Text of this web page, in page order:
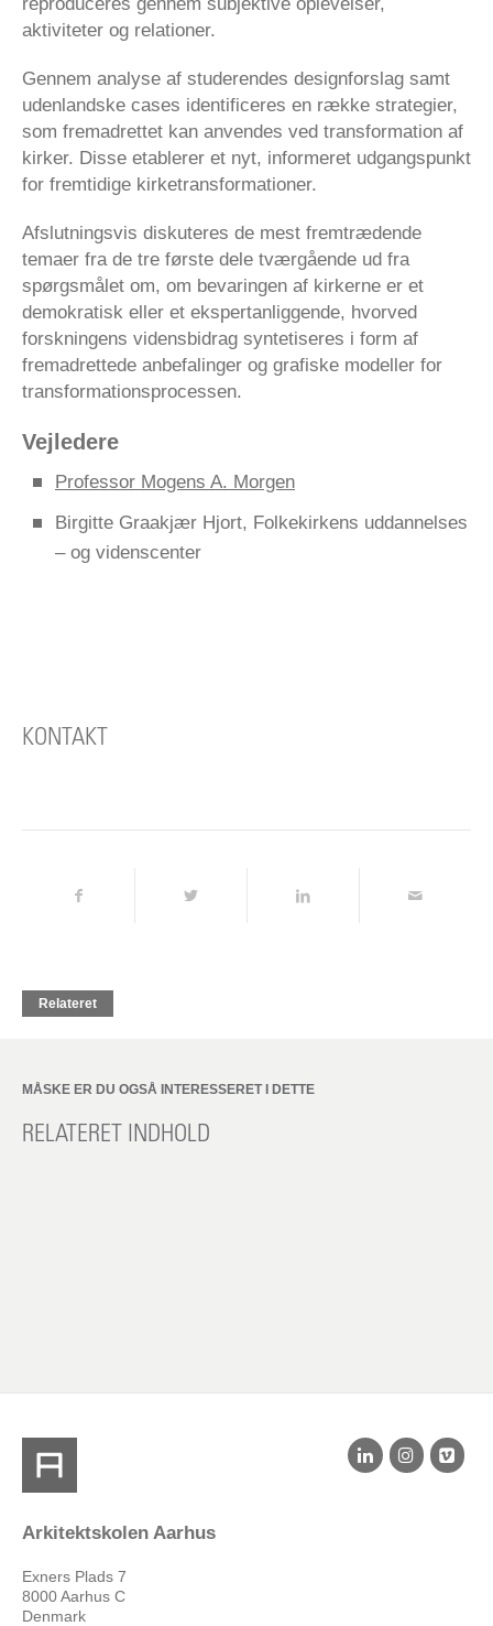
aktiviteter og relationer.
Gennem analyse af studerendes designforslag samt
udenlandske cases identificeres en række strategier,
som fremadrettet kan anvendes ved transformation af
kirker. Disse etablerer et nyt, informeret udgangspunkt
for fremtidige kirketransformationer.
Afslutningsvis diskuteres de mest fremtrædende
temaer fra de tre første dele tværgående ud fra
spørgsmålet om, om bevaringen af kirkerne er et
demokratisk eller et ekspertanliggende, hvorved
forskningens vidensbidrag syntetiseres i form af
fremadrettede anbefalinger og grafiske modeller for
transformationsprocessen.
Vejledere
Professor Mogens A. Morgen
Birgitte Graakjær Hjort, Folkekirkens uddannelses
– og videnscenter
KONTAKT
Relateret
MÅSKE ER DU OGSÅ INTERESSERET I DETTE
RELATERET INDHOLD
Arkitektskolen Aarhus
Exners Plads 7
8000 Aarhus C
Denmark